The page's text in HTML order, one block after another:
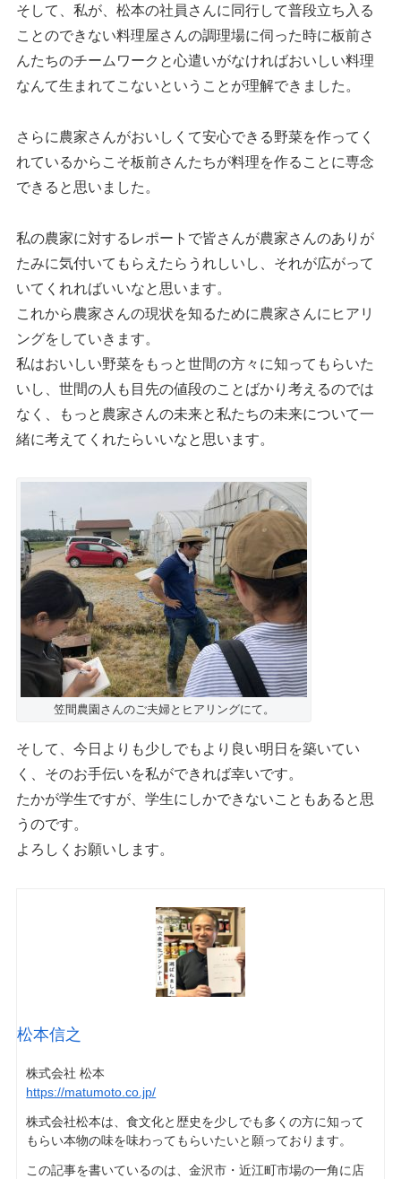
そして、私が、松本の社員さんに同行して普段立ち入る
ことのできない料理屋さんの調理場に伺った時に板前さ
んたちのチームワークと心遣いがなければおいしい料理
なんて生まれてこないということが理解できました。
さらに農家さんがおいしくて安心できる野菜を作ってく
れているからこそ板前さんたちが料理を作ることに専念
できると思いました。
私の農家に対するレポートで皆さんが農家さんのありが
たみに気付いてもらえたらうれしいし、それが広がって
いてくれればいいなと思います。
これから農家さんの現状を知るために農家さんにヒアリ
ングをしていきます。
私はおいしい野菜をもっと世間の方々に知ってもらいた
いし、世間の人も目先の値段のことばかり考えるのでは
なく、もっと農家さんの未来と私たちの未来について一
緒に考えてくれたらいいなと思います。
笠間農園さんのご夫婦とヒアリングにて。
そして、今日よりも少しでもより良い明日を築いてい
く、そのお手伝いを私ができれば幸いです。
たかが学生ですが、学生にしかできないこともあると思
うのです。
よろしくお願いします。
松本信之
株式会社 松本
https://matumoto.co.jp/
株式会社松本は、食文化と歴史を少しでも多くの方に知って
もらい本物の味を味わってもらいたいと願っております。
この記事を書いているのは、金沢市・近江町市場の一角に店